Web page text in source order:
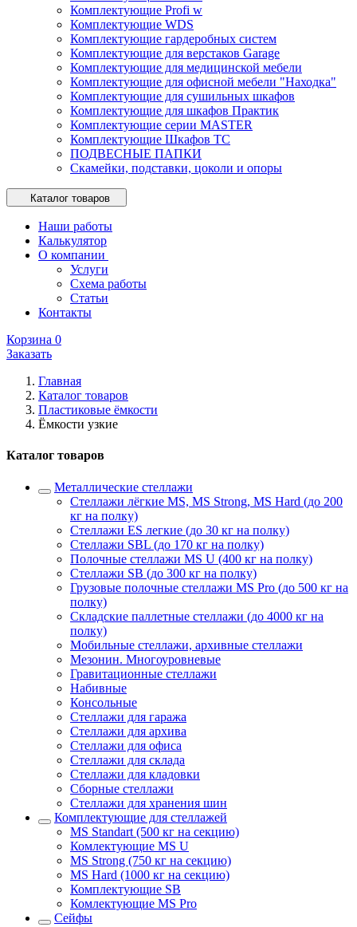
Комплектующие Profi w
Комплектующие WDS
Комплектующие гардеробных систем
Комплектующие для верстаков Garage
Комплектующие для медицинской мебели
Комплектующие для офисной мебели "Находка"
Комплектующие для сушильных шкафов
Комплектующие для шкафов Практик
Комплектующие серии MASTER
Комплектующие Шкафов ТС
ПОДВЕСНЫЕ ПАПКИ
Скамейки, подставки, цоколи и опоры
Каталог товаров
Наши работы
Калькулятор
О компании
Услуги
Схема работы
Статьи
Контакты
Корзина 0
Заказать
Главная
Каталог товаров
Пластиковые ёмкости
Ёмкости узкие
Каталог товаров
Металлические стеллажи
Стеллажи лёгкие MS, MS Strong, MS Hard (до 200
кг на полку)
Стеллажи ES легкие (до 30 кг на полку)
Стеллажи SBL (до 170 кг на полку)
Полочные стеллажи MS U (400 кг на полку)
Стеллажи SB (до 300 кг на полку)
Грузовые полочные стеллажи MS Pro (до 500 кг на
полку)
Складские паллетные стеллажи (до 4000 кг на
полку)
Мобильные стеллажи, архивные стеллажи
Мезонин. Многоуровневые
Гравитационные стеллажи
Набивные
Консольные
Стеллажи для гаража
Стеллажи для архива
Стеллажи для офиса
Стеллажи для склада
Стеллажи для кладовки
Сборные стеллажи
Стеллажи для хранения шин
Комплектующие для стеллажей
MS Standart (500 кг на секцию)
Комлектующие MS U
MS Strong (750 кг на секцию)
MS Hard (1000 кг на секцию)
Комплектующие SB
Комлектующие MS Pro
Сейфы